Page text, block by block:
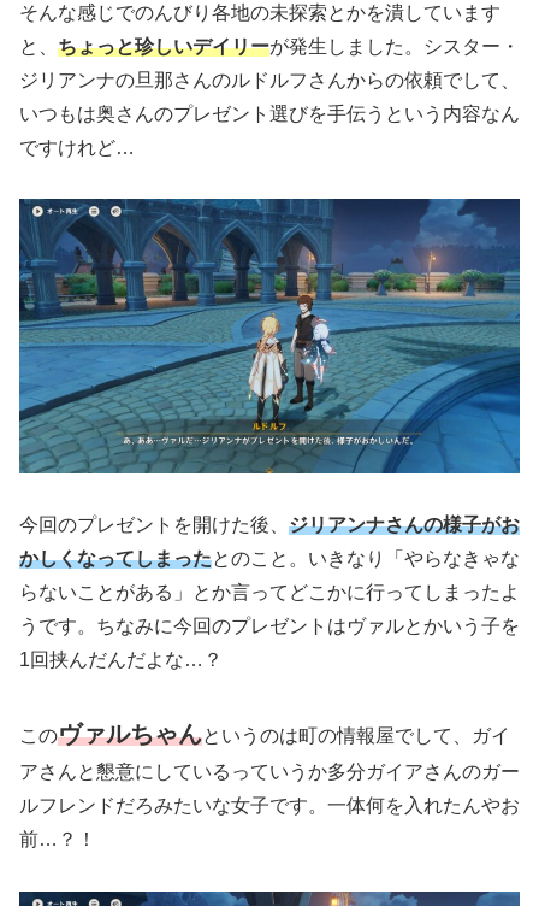
そんな感じでのんびり各地の未探索とかを潰しています
と、 ちょっと珍しいデイリーが発生しました。シスター・
ジリアンナの旦那さんのルドルフさんからの依頼でして、
いつもは奥さんのプレゼント選びを手伝うという内容なん
ですけれど…
今回のプレゼントを開けた後、 ジリアンナさんの様子がお
かしくなってしまったとのこと。いきなり「やらなきゃな
らないことがある」とか言ってどこかに行ってしまったよ
うです。ちなみに今回のプレゼントはヴァルとかいう子を
1回挟んだんだよな…？
このヴァルちゃんというのは町の情報屋でして、ガイ
アさんと懇意にしているっていうか多分ガイアさんのガー
ルフレンドだろみたいな女子です。一体何を入れたんやお
前…？！